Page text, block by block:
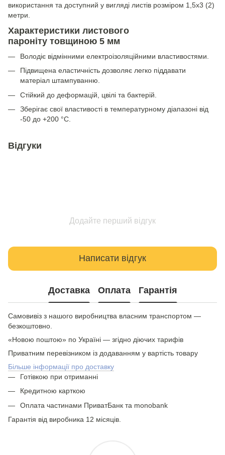
використання та доступний у вигляді листів розміром 1,5х3 (2)
метри.
Характеристики листового
пароніту товщиною 5 мм
Володіє відмінними електроізоляційними властивостями.
Підвищена еластичність дозволяє легко піддавати
матеріал штампуванню.
Стійкий до деформацій, цвілі та бактерій.
Зберігає свої властивості в температурному діапазоні від
-50 до +200 °C.
Відгуки
Додайте перший відгук
Написати відгук
Доставка Оплата Гарантія
Самовивіз з нашого виробництва власним транспортом —
безкоштовно.
«Новою поштою» по Україні — згідно діючих тарифів
Приватним перевізником із додаванням у вартість товару
Більше інформації про доставку
Готівкою при отриманні
Кредитною карткою
Оплата частинами ПриватБанк та monobank
Гарантія від виробника 12 місяців.